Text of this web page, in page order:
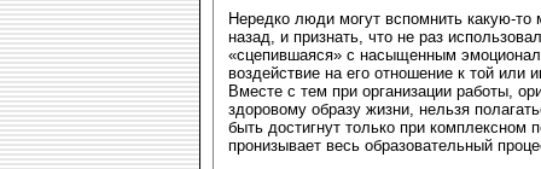
Нередко люди могут вспомнить какую-
назад, и признать, что не раз
«сцепившаяся» с насыщенным
воздействие на его отношение к той или
Вместе с тем при организации работы,
здоровому образу жизни, нельзя
быть достигнут только при комплексном
пронизывает весь образовательный